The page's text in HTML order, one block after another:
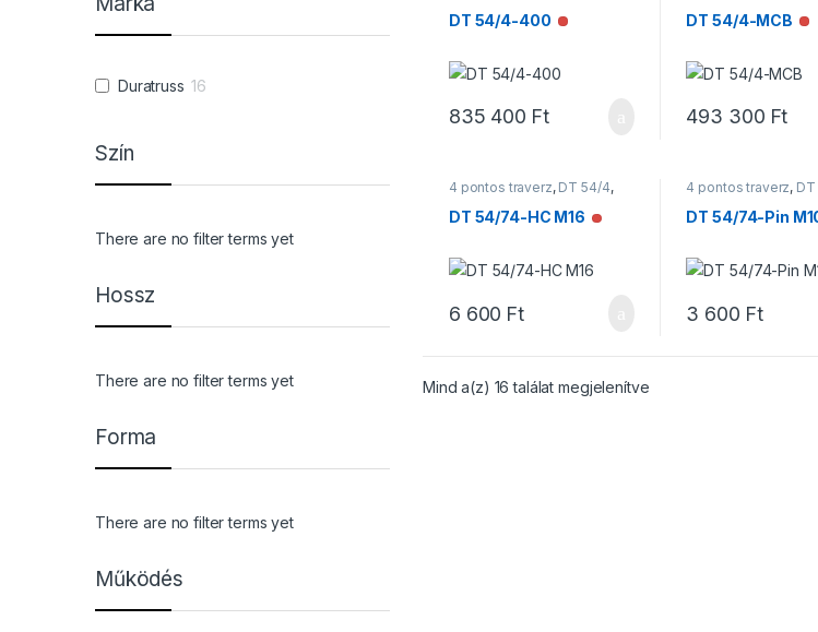
Traverzek
DT 54/4-400 Nincs raktáron
835 400 Ft
Traverzek
DT 54/4-MCB
493 300 Ft
4 pontos traverz, DT 54/4,
DT 54/74-HC M16 Nincs raktáron
6 600 Ft
4 pontos traverz,
DT 54/74-Pin
3 600 Ft
Mind a(z) 16 találat megjelenítve
Duratruss 16
Szín
There are no filter terms yet
Hossz
There are no filter terms yet
Forma
There are no filter terms yet
Működés